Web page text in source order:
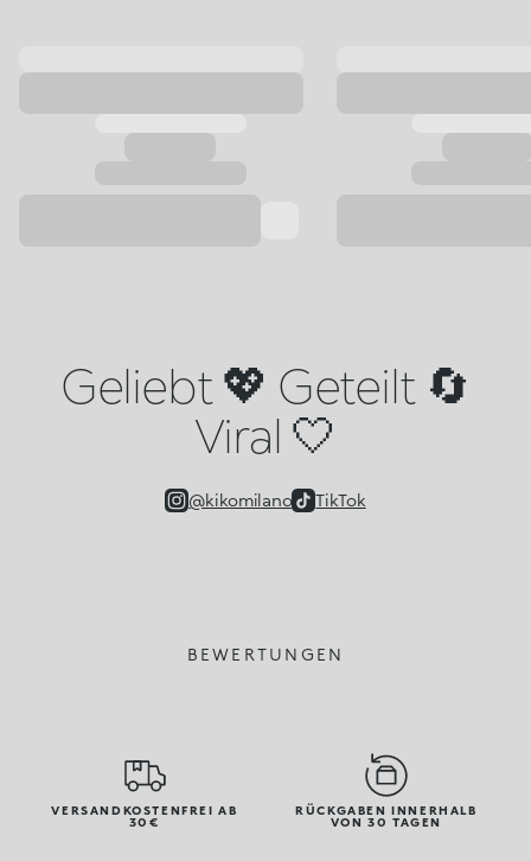
Geliebt 💖 Geteilt 🔄
Viral 🤍
@kikomilano TikTok
BEWERTUNGEN
VERSANDKOSTENFREI AB
30€
RÜCKGABEN INNERHALB
VON 30 TAGEN